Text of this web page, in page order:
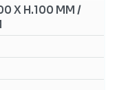
X H.100 MM /